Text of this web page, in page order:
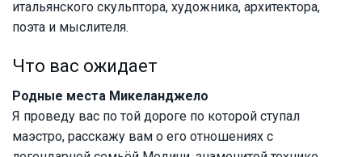
итальянского скульптора, художника, архитектора,
поэта и мыслителя.
Что вас ожидает
Родные места Микеланджело
Я проведу вас по той дороге по которой ступал
маэстро, расскажу вам о его отношениях с